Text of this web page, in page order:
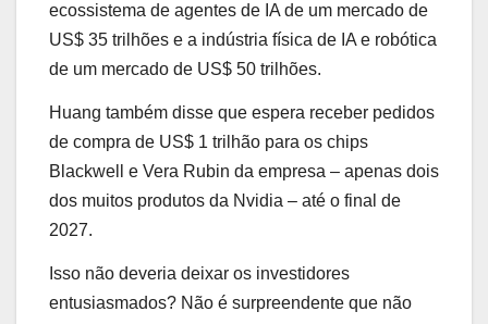
ecossistema de agentes de IA de um mercado de
US$ 35 trilhões e a indústria física de IA e robótica
de um mercado de US$ 50 trilhões.
Huang também disse que espera receber pedidos
de compra de US$ 1 trilhão para os chips
Blackwell e Vera Rubin da empresa – apenas dois
dos muitos produtos da Nvidia – até o final de
2027.
Isso não deveria deixar os investidores
entusiasmados? Não é surpreendente que não